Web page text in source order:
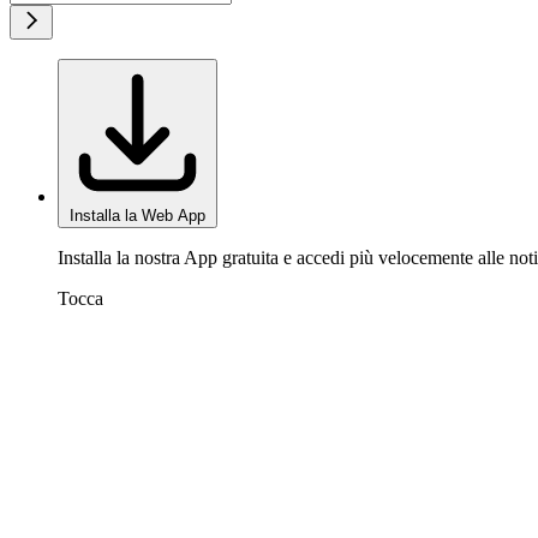
Installa la Web App
Installa la nostra App gratuita e accedi più velocemente alle
Tocca